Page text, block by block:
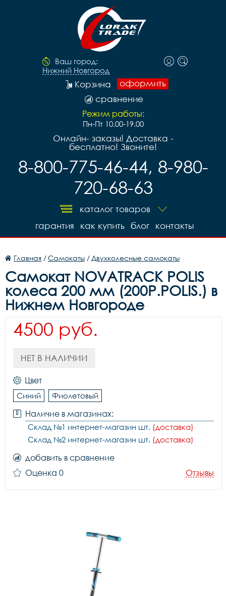
Ваш город:
Нижний Новгород
оформить
Корзина
сравнение
Режим работы:
Пн-Пт 10.00-19.00
Онлайн- заказы! Доставка -
бесплатно! Звоните!
8-800-775-46-44, 8-980-
720-68-63
каталог товаров
контакты
блог
как купить
гарантия
Главная /Самокаты / Двухколесные самокаты
Самокат NOVATRACK POLIS
колеса 200 мм (200P.POLIS.) в
Нижнем Новгороде
4500 руб.
НЕТ В НАЛИЧИИ
Цвет
Синий Фиолетовый
Наличие в магазинах:
Склад №1 интернет-магазин шт. (доставка)
Склад №2 интернет-магазин шт. (доставка)
добавить в сравнение
Оценка 0
Отзывы